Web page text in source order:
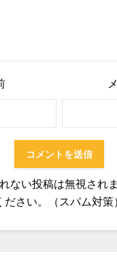
ない投稿は無視され
ださい。（スパム対策